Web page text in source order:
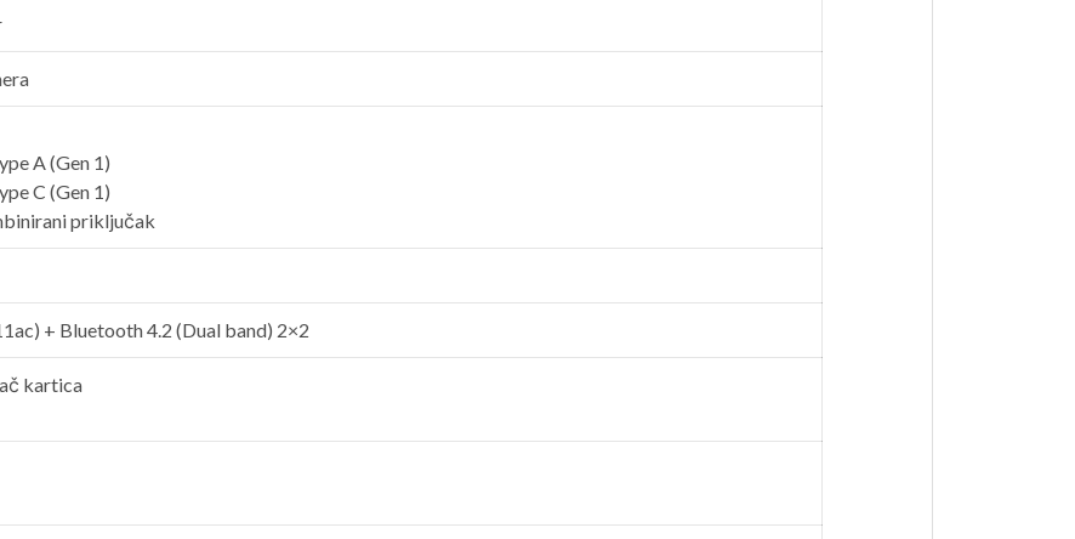
A (Gen 1)
C (Gen 1)
priključak
+ Bluetooth 4.2 (Dual band) 2×2
kartica